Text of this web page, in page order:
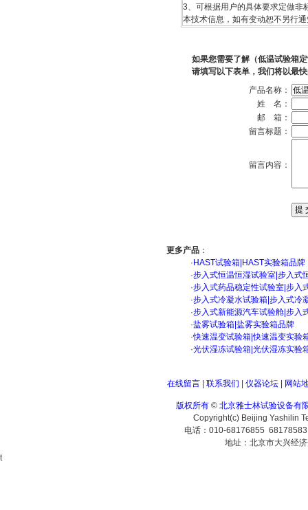
3、可根据用户的具体要求定做非
本技术信息，如有变动恕不另行通
如果您需要了解（低温试验箱
请填写以下表单，我们将以最
产品名称：
姓 名：
邮 箱：
留言标题：
留言内容：
更多产品：
· HAST试验箱|HAST实验箱品牌
·步入式恒温恒湿试验室|步入式
·步入式药品稳定性试验室|步入
·步入式冷凝水试验箱|步入式冷
·步入式新能源汽车试验舱|步入
·盐雾试验箱|盐雾实验箱品牌
·快速温变试验箱|快速温变实验
·光伏湿冻试验箱|光伏湿冻实验
在线留言| 联系我们 仪器论坛| 网站
版权所有 © 北京雅士林试验设备有
Copyright(c) Beijing Yashilin
电话：010-68176855
地址：北京市大兴经
t